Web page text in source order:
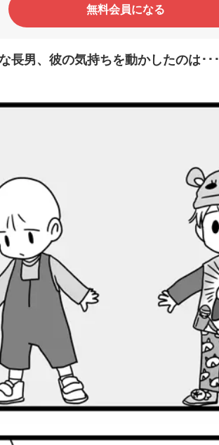
無料会員になる
長男、彼の気持ちを動かしたのは･･･